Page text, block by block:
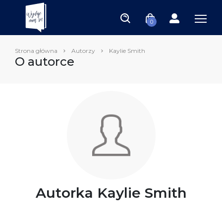
0
Strona główna Autorzy Kaylie Smith
O autorce
Autorka Kaylie Smith